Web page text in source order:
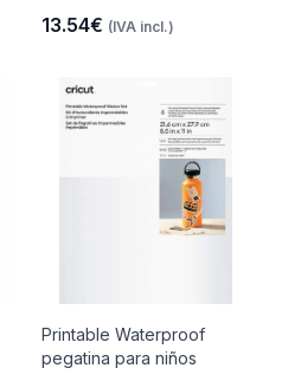
13.54€ (IVA incl.)
Printable Waterproof
pegatina para niños